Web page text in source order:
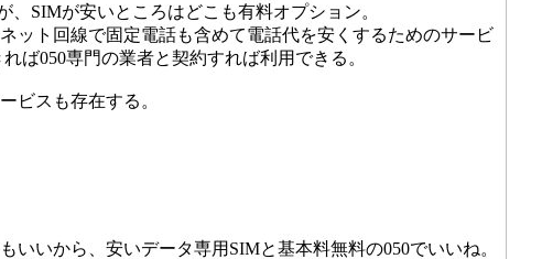
SIMが安いところはどこも有料オプション。
ット回線で固定電話も含めて電話代を安くするためのサービ
ば050専門の業者と契約すれば利用できる。
ビスも存在する。
いから、安いデータ専用SIMと基本料無料の050でいいね。